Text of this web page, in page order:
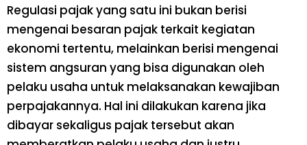
Regulasi pajak yang satu ini bukan berisi
mengenai besaran pajak terkait kegiatan
ekonomi tertentu, melainkan berisi mengenai
sistem angsuran yang bisa digunakan oleh
pelaku usaha untuk melaksanakan kewajiban
perpajakannya. Hal ini dilakukan karena jika
dibayar sekaligus pajak tersebut akan